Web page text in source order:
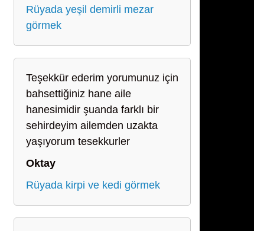
Rüyada yeşil demirli mezar
görmek
Teşekkür ederim yorumunuz için
bahsettiğiniz hane aile
hanesimidir şuanda farklı bir
sehirdeyim ailemden uzakta
yaşıyorum tesekkurler
Oktay
Rüyada kirpi ve kedi görmek